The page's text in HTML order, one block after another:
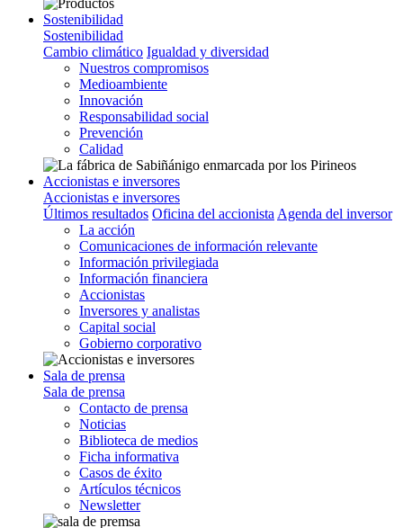
Sostenibilidad
Sostenibilidad
Cambio climático Igualdad y diversidad
Nuestros compromisos
Medioambiente
Innovación
Responsabilidad social
Prevención
Calidad
Accionistas e inversores
Accionistas e inversores
Últimos resultados Oficina del accionista Agenda del inversor
La acción
Comunicaciones de información relevante
Información privilegiada
Información financiera
Accionistas
Inversores y analistas
Capital social
Gobierno corporativo
Sala de prensa
Sala de prensa
Contacto de prensa
Noticias
Biblioteca de medios
Ficha informativa
Casos de éxito
Artículos técnicos
Newsletter